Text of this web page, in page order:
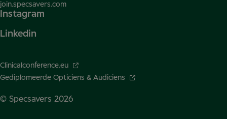
join.specsavers.com
Instagram
Linkedin
Clinicalconference.eu
Gediplomeerde Opticiens & Audiciens
© Specsavers 2026